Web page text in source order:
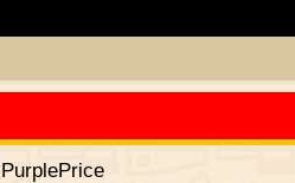
PurplePrice